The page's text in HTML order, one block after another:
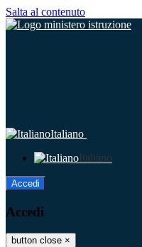
Salta al contenuto
Italiano
Italiano
Accedi
Accedi
button close ×